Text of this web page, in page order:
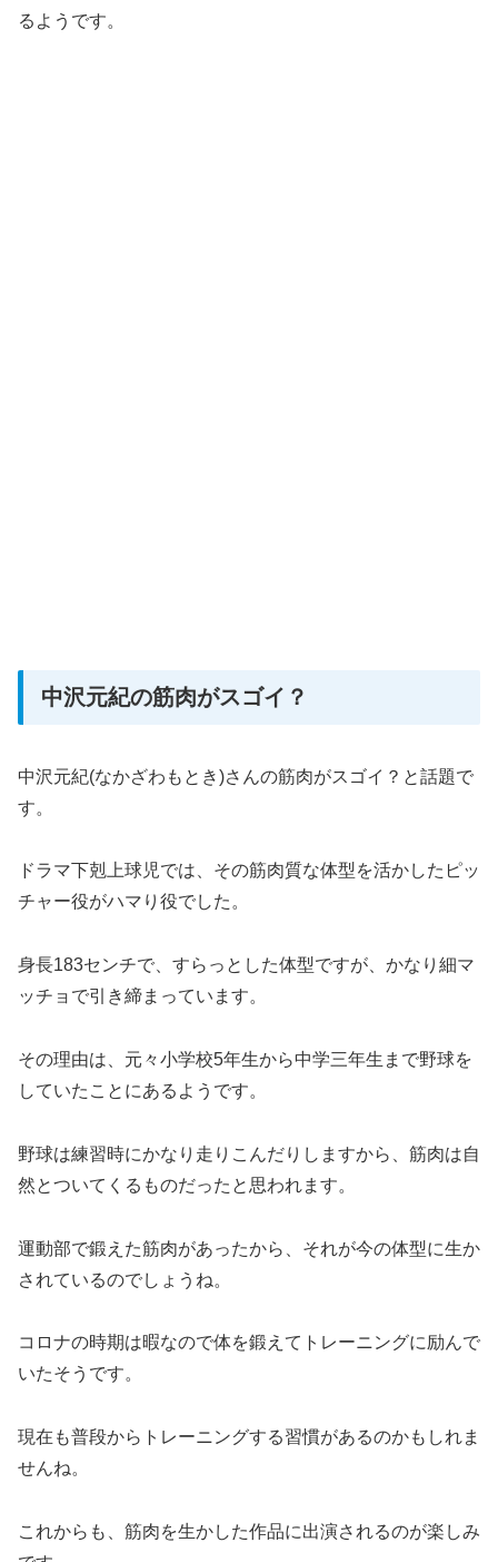
るようです。
中沢元紀の筋肉がスゴイ？
中沢元紀(なかざわもとき)さんの筋肉がスゴイ？と話題で
す。
ドラマ下剋上球児では、その筋肉質な体型を活かしたピッ
チャー役がハマり役でした。
身長183センチで、すらっとした体型ですが、かなり細マ
ッチョで引き締まっています。
その理由は、元々小学校5年生から中学三年生まで野球を
していたことにあるようです。
野球は練習時にかなり走りこんだりしますから、筋肉は自
然とついてくるものだったと思われます。
運動部で鍛えた筋肉があったから、それが今の体型に生か
されているのでしょうね。
コロナの時期は暇なので体を鍛えてトレーニングに励んで
いたそうです。
現在も普段からトレーニングする習慣があるのかもしれま
せんね。
これからも、筋肉を生かした作品に出演されるのが楽しみ